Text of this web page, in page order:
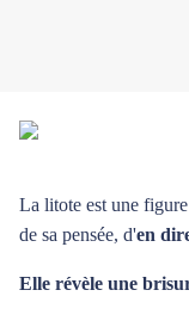
La litote est une
de sa pensée, d'en
Elle révèle une